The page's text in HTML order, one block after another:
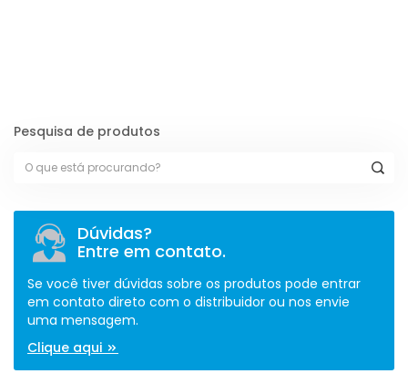
Pesquisa de produtos
Dúvidas?
Entre em contato.
Se você tiver dúvidas sobre os produtos pode entrar
em contato direto com o distribuidor ou nos envie
uma mensagem.
Clique aqui